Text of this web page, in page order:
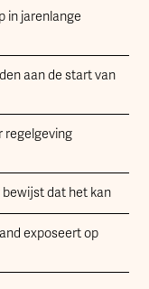
waar je op
groeien op
in jarenlange
aan de start van
regelgeving
bewijst dat het kan
exposeert op